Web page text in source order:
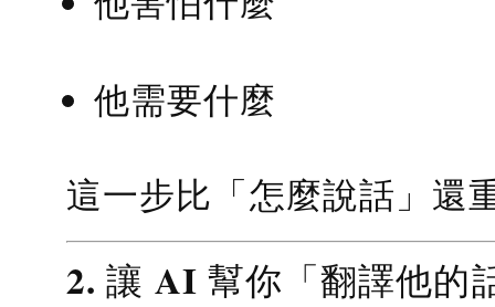
他需要什麼
這一步比「怎麼說話」還
2. 讓 AI 幫你「翻譯他的